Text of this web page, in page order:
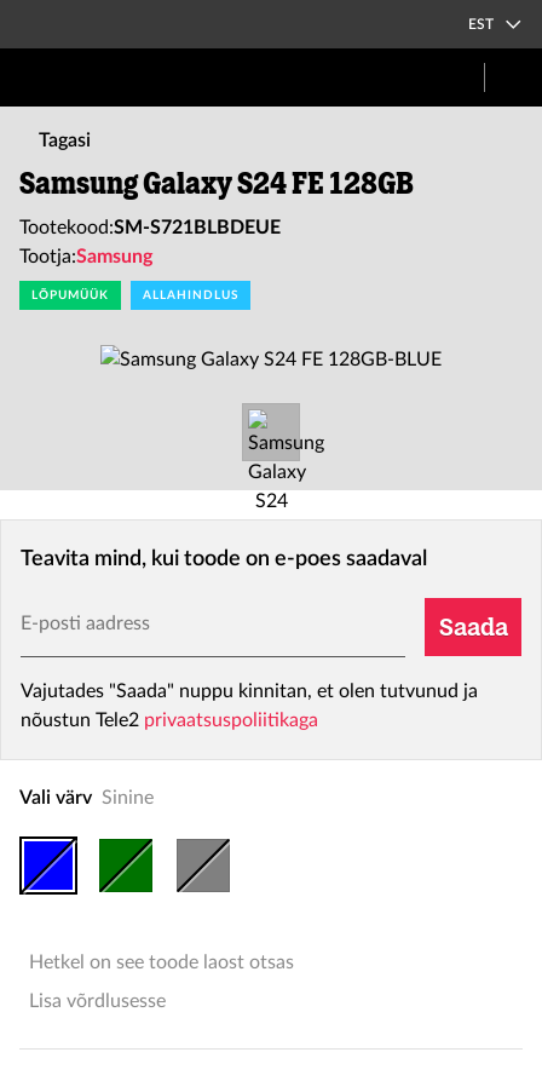
EST
Tagasi
Samsung Galaxy S24 FE 128GB
Tootekood:SM-S721BLBDEUE
Tootja:Samsung
LÕPUMÜÜK ALLAHINDLUS
Teavita mind, kui toode on e-poes saadaval
E-posti aadress
Saada
Vajutades "Saada" nuppu kinnitan, et olen tutvunud ja
nõustun Tele2 privaatsuspoliitikaga
Vali värv Sinine
Hetkel on see toode laost otsas
Lisa võrdlusesse